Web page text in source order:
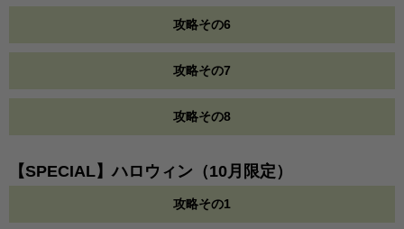
攻略その6
攻略その7
攻略その8
【SPECIAL】ハロウィン（10月限定）
攻略その1